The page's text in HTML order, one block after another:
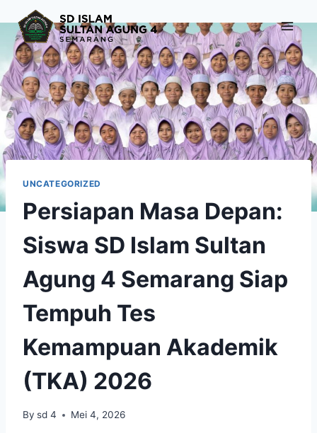
content
UNCATEGORIZED
Persiapan Masa Depan:
Siswa SD Islam Sultan
Agung 4 Semarang Siap
Tempuh Tes
Kemampuan Akademik
(TKA) 2026
By sd 4 Mei 4, 2026